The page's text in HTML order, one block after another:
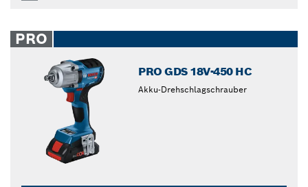
PRO
PRO GDS 18V-450 HC
Akku-Drehschlagschrauber